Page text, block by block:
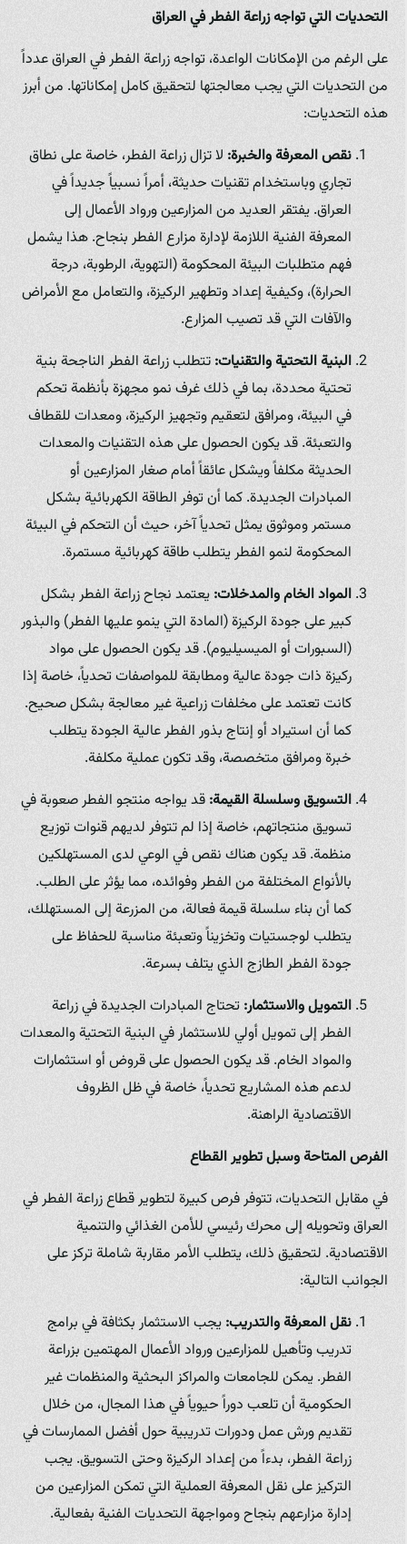
التحديات التي تواجه زراعة الفطر في العراق
على الرغم من الإمكانات الواعدة، تواجه زراعة الفطر في العراق عدداً
من التحديات التي يجب معالجتها لتحقيق كامل إمكاناتها. من أبرز
هذه التحديات:
نقص المعرفة والخبرة:لا تزال زراعة الفطر، خاصة على نطاق
تجاري وباستخدام تقنيات حديثة، أمراً نسبياً جديداً في
العراق. يفتقر العديد من المزارعين ورواد الأعمال إلى
المعرفة الفنية اللازمة لإدارة مزارع الفطر بنجاح. هذا يشمل
فهم متطلبات البيئة المحكومة (التهوية، الرطوبة، درجة
الحرارة)، وكيفية إعداد وتطهير الركيزة، والتعامل مع الأمراض
والآفات التي قد تصيب المزارع.
البنية التحتية والتقنيات:تتطلب زراعة الفطر الناجحة بنية
تحتية محددة، بما في ذلك غرف نمو مجهزة بأنظمة تحكم
في البيئة، ومرافق لتعقيم وتجهيز الركيزة، ومعدات للقطاف
والتعبئة. قد يكون الحصول على هذه التقنيات والمعدات
الحديثة مكلفاً ويشكل عائقاً أمام صغار المزارعين أو
المبادرات الجديدة. كما أن توفر الطاقة الكهربائية بشكل
مستمر وموثوق يمثل تحدياً آخر، حيث أن التحكم في البيئة
المحكومة لنمو الفطر يتطلب طاقة كهربائية مستمرة.
المواد الخام والمدخلات:يعتمد نجاح زراعة الفطر بشكل
كبير على جودة الركيزة (المادة التي ينمو عليها الفطر) والبذور
(السبورات أو الميسيليوم). قد يكون الحصول على مواد
ركيزة ذات جودة عالية ومطابقة للمواصفات تحدياً، خاصة إذا
كانت تعتمد على مخلفات زراعية غير معالجة بشكل صحيح.
كما أن استيراد أو إنتاج بذور الفطر عالية الجودة يتطلب
خبرة ومرافق متخصصة، وقد تكون عملية مكلفة.
التسويق وسلسلة القيمة:قد يواجه منتجو الفطر صعوبة في
تسويق منتجاتهم، خاصة إذا لم تتوفر لديهم قنوات توزيع
منظمة. قد يكون هناك نقص في الوعي لدى المستهلكين
بالأنواع المختلفة من الفطر وفوائده، مما يؤثر على الطلب.
كما أن بناء سلسلة قيمة فعالة، من المزرعة إلى المستهلك،
يتطلب لوجستيات وتخزيناً وتعبئة مناسبة للحفاظ على
جودة الفطر الطازج الذي يتلف بسرعة.
التمويل والاستثمار:تحتاج المبادرات الجديدة في زراعة
الفطر إلى تمويل أولي للاستثمار في البنية التحتية والمعدات
والمواد الخام. قد يكون الحصول على قروض أو استثمارات
لدعم هذه المشاريع تحدياً، خاصة في ظل الظروف
الاقتصادية الراهنة.
الفرص المتاحة وسبل تطوير القطاع
في مقابل التحديات، تتوفر فرص كبيرة لتطوير قطاع زراعة الفطر في
العراق وتحويله إلى محرك رئيسي للأمن الغذائي والتنمية
الاقتصادية. لتحقيق ذلك، يتطلب الأمر مقاربة شاملة تركز على
الجوانب التالية:
نقل المعرفة والتدريب:يجب الاستثمار بكثافة في برامج
تدريب وتأهيل للمزارعين ورواد الأعمال المهتمين بزراعة
الفطر. يمكن للجامعات والمراكز البحثية والمنظمات غير
الحكومية أن تلعب دوراً حيوياً في هذا المجال، من خلال
تقديم ورش عمل ودورات تدريبية حول أفضل الممارسات في
زراعة الفطر، بدءاً من إعداد الركيزة وحتى التسويق. يجب
التركيز على نقل المعرفة العملية التي تمكن المزارعين من
إدارة مزارعهم بنجاح ومواجهة التحديات الفنية بفعالية.